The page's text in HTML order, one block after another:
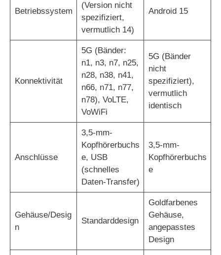
Betriebssystem
(Version nicht
spezifiziert,
vermutlich 14)
Android 15
Konnektivität
5G (Bänder:
n1, n3, n7, n25,
n28, n38, n41,
n66, n71, n77,
n78), VoLTE,
VoWiFi
5G (Bänder
nicht
spezifiziert),
vermutlich
identisch
Anschlüsse
3,5-mm-
Kopfhörerbuchs
e, USB
(schnelles
Daten-Transfer)
3,5-mm-
Kopfhörerbuchs
e
Gehäuse/Desig
n
Standarddesign
Goldfarbenes
Gehäuse,
angepasstes
Design